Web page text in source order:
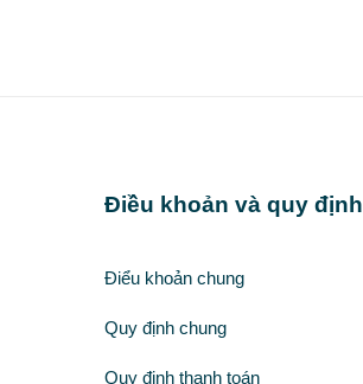
Điều khoản và quy định
Điểu khoản chung
Quy định chung
Quy định thanh toán